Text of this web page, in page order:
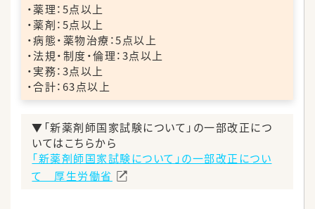
・薬理：5点以上
・薬剤：5点以上
・病態・薬物治療：5点以上
・法規・制度・倫理：3点以上
・実務：3点以上
・合計：63点以上
▼「新薬剤師国家試験について」の一部改正につ
いてはこちらから
「新薬剤師国家試験について」の一部改正につい
て 厚生労働省